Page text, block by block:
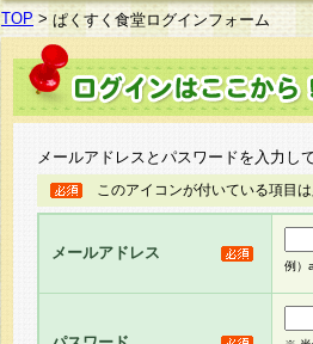
TOP >ぱくすく食堂ログインフォーム
メールアドレスとパスワードを入力し
このアイコンが付いている項目
メールアドレス
例）